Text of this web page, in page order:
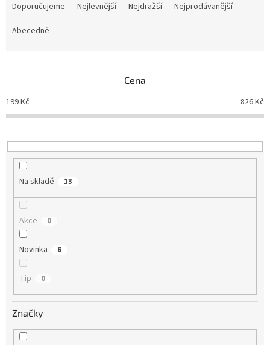
o
d
k
t
Doporučujeme Nejlevnější Nejdražší
Nejprodávanější
Abecedně
Cena
199Kč 826Kč
Na skladě 13
Akce 0
Novinka 6
Tip 0
Značky